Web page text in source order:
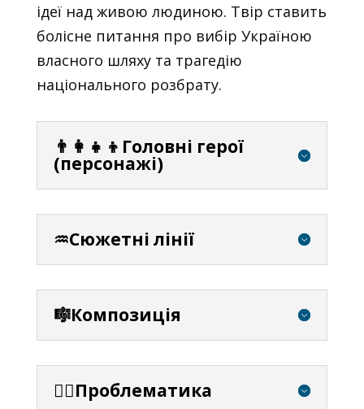
ідеї над живою людиною. Твір ставить
болісне питання про вибір Україною
власного шляху та трагедію
національного розбрату.
👨‍👩‍👧‍👦Головні герої
(персонажі)
♒Сюжетні лінії
🎼Композиція
⛓️‍💥Проблематика